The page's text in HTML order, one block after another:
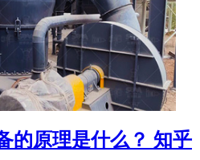
的原理是什么？ 知乎